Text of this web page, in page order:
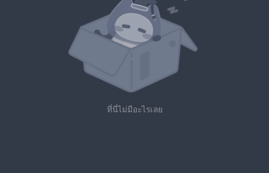
ที่นี่ไม่มีอะไรเลย